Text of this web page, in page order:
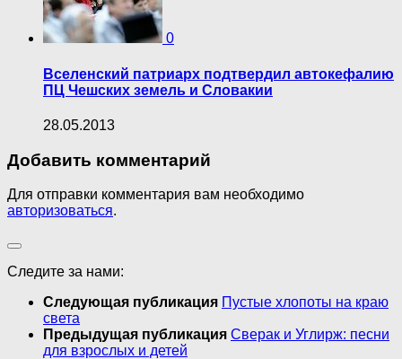
0
Вселенский патриарх подтвердил автокефалию
ПЦ Чешских земель и Словакии
28.05.2013
Добавить комментарий
Для отправки комментария вам необходимо
авторизоваться.
Следите за нами:
Следующая публикация Пустые хлопоты на краю
света
Предыдущая публикация Сверак и Углирж: песни
для взрослых и детей